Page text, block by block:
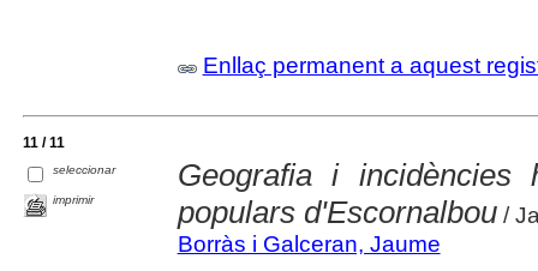
Enllaç permanent a aquest
11 / 11
seleccionar
imprimir
Geografia i incidències
populars d'Escornalbou/
Borràs i Galceran, Jaume